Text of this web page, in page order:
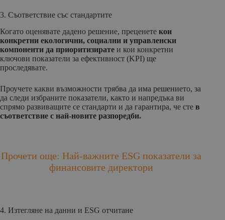
3. Съответствие със стандартите
Когато оценявате дадено решение, преценете кои
конкретни екологични, социални и управленски
компоненти да приоритизирате и кои конкретни
ключови показатели за ефективност (KPI) ще
проследявате.
Проучете какви възможности трябва да има решението, за
да следи избраните показатели, както и напредъка ви
спрямо развиващите се стандарти и да гарантира, че сте в
съответствие с най-новите разпоредби.
Прочети още: Най-важните ESG показатели за
финансовите директори
4. Изтегляне на данни и ESG отчитане